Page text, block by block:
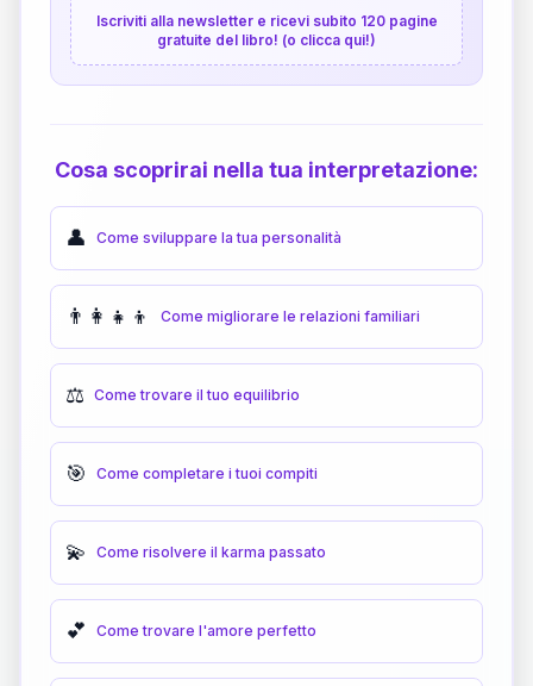
Iscriviti alla newsletter e ricevi subito 120 pagine
gratuite del libro! (o clicca qui!)
Cosa scoprirai nella tua interpretazione:
👤 Come sviluppare la tua personalità
👨‍👩‍👧‍👦 Come migliorare le relazioni familiari
⚖️ Come trovare il tuo equilibrio
🎯 Come completare i tuoi compiti
💫 Come risolvere il karma passato
💕 Come trovare l'amore perfetto